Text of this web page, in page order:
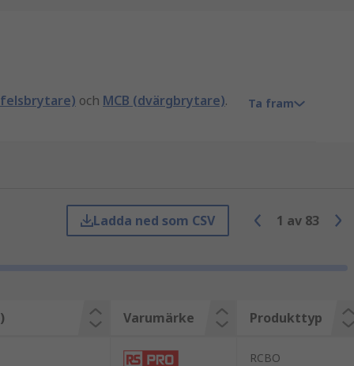
och MCB (dvärgbrytare).
strömmen blir obalanserad och
områden till hushållsapparater.
Ta fram
Ladda ned som CSV 1 av 83
Varumärke Produkttyp
RCBO